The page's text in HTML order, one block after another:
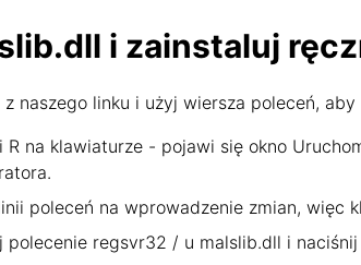
i zainstaluj
naszego linku i użyj wiersza poleceń,
R na klawiaturze - pojawi się okno
poleceń na wprowadzenie zmian, więc
regsvr32 / u malslib.dll i naciśnij